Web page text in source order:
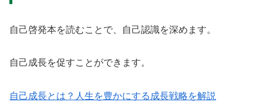
自己啓発本を読むことで、自己認識を深めます。
自己成長を促すことができます。
自己成長とは？人生を豊かにする成長戦略を解説